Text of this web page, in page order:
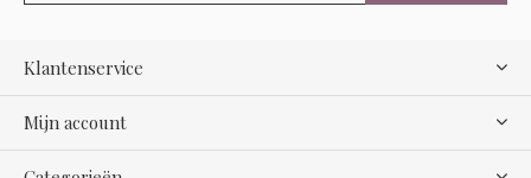
Klantenservice
Mijn account